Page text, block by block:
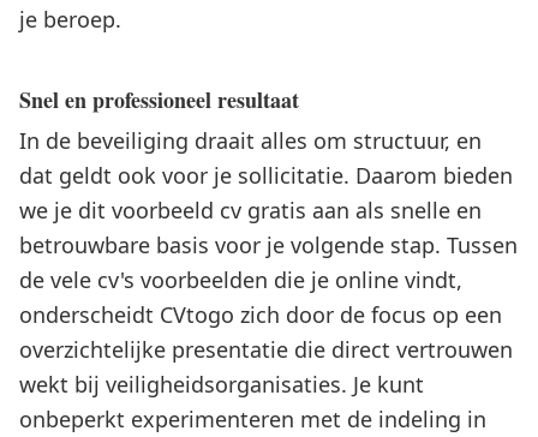
je beroep.
Snel en professioneel resultaat
In de beveiliging draait alles om structuur, en
dat geldt ook voor je sollicitatie. Daarom bieden
we je dit voorbeeld cv gratis aan als snelle en
betrouwbare basis voor je volgende stap. Tussen
de vele cv's voorbeelden die je online vindt,
onderscheidt CVtogo zich door de focus op een
overzichtelijke presentatie die direct vertrouwen
wekt bij veiligheidsorganisaties. Je kunt
onbeperkt experimenteren met de indeling in